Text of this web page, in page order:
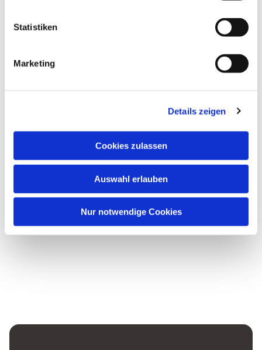
Statistiken
Marketing
Details zeigen
Cookies zulassen
Auswahl erlauben
Nur notwendige Cookies
Kassel